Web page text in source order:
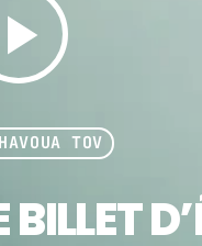
play_arrow
TOV
BILLET